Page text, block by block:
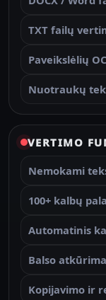
TXT failų
Paveikslėlių
Nuotraukų
VERTIMO
Nemokami
100+ kalbų
Automatinis
Balso
Kopijavimo ir